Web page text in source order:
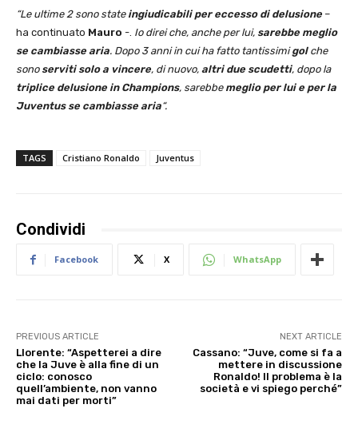
“Le ultime 2 sono state ingiudicabili per eccesso di delusione –
ha continuato Mauro -. Io direi che, anche per lui, sarebbe meglio
se cambiasse aria. Dopo 3 anni in cui ha fatto tantissimigolche
sonoserviti solo a vincere, di nuovo, altri due scudetti, dopo la
triplice delusione in Champions, sarebbe meglio per lui e per la
Juventus se cambiasse aria“.
TAGS Cristiano Ronaldo Juventus
Condividi
Facebook X WhatsApp
PREVIOUS ARTICLE
Llorente: “Aspetterei a dire
che la Juve è alla fine di un
ciclo: conosco
quell’ambiente, non vanno
mai dati per morti”
NEXT ARTICLE
Cassano: “Juve, come si fa a
mettere in discussione
Ronaldo! Il problema è la
società e vi spiego perché”